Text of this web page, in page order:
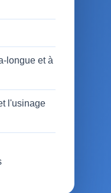
longue et à
l'usinage